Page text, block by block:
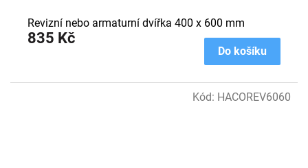
835 Kč
Do košíku
Revizní nebo armaturní dvířka 400 x 600 mm
Kód: HACOREV6060